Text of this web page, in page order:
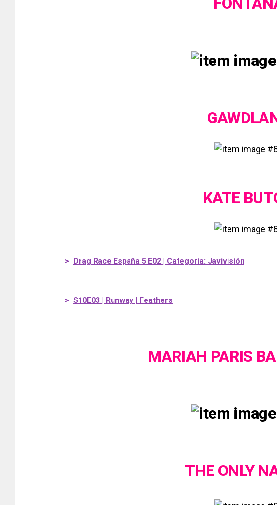
KATE
> Drag Race España 5 E02 | Categoria: Javivisión
> S10E03 | Runway | Feathers
MARIAH PARIS
THE ONLY